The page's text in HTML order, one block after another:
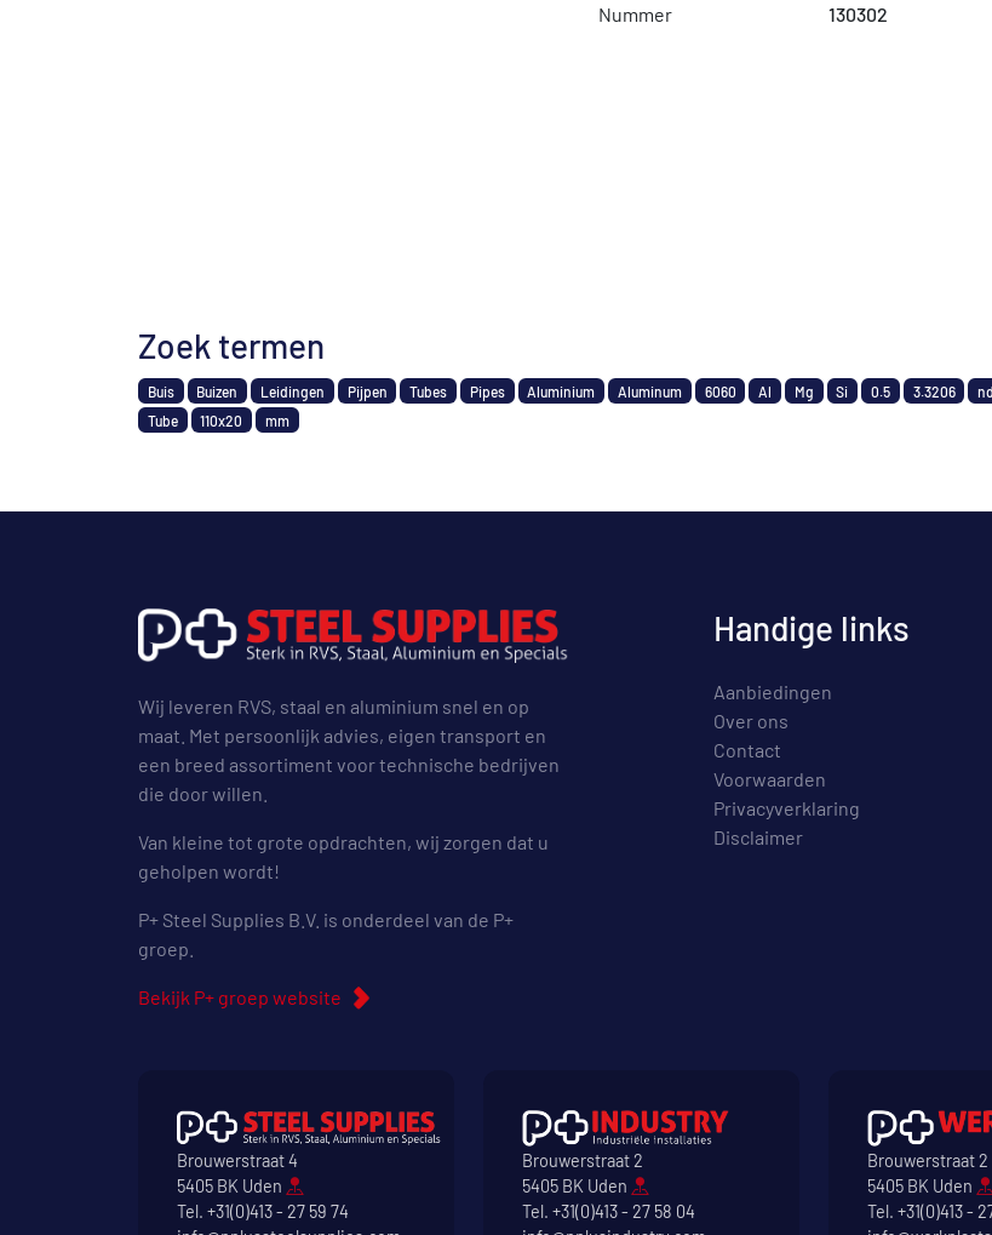
Nummer 130302
Zoek termen
Buis Buizen Leidingen Pijpen Tubes Pipes Aluminium Aluminum 6060 Al Mg Si 0.5 3.3206
Tube
110x20 mm
Wij leveren RVS, staal en aluminium snel en op
maat. Met persoonlijk advies, eigen transport en
een breed assortiment voor technische bedrijven
die door willen.
Van kleine tot grote opdrachten, wij zorgen dat u
geholpen wordt!
P+ Steel Supplies B.V. is onderdeel van de P+
groep.
Bekijk P+ groep website
Handige links
Aanbiedingen
Over ons
Contact
Voorwaarden
Privacyverklaring
Disclaimer
Brouwerstraat 4
5405 BK Uden
Tel. +31(0)413 - 27 59 74
Brouwerstraat 2
5405 BK Uden
Tel. +31(0)413 - 27 58 04
Brouwerstraat 2
5405 BK Uden
Tel. +31(0)413 -